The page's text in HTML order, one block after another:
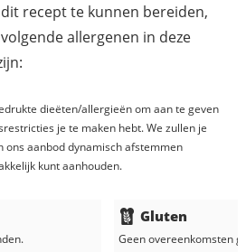
recept te kunnen bereiden,
allergenen in deze
dieëten/allergieën om aan te geven
je te maken hebt. We zullen je
aanbod dynamisch afstemmen
kunt aanhouden.
Gluten
Geen overeenkomsten